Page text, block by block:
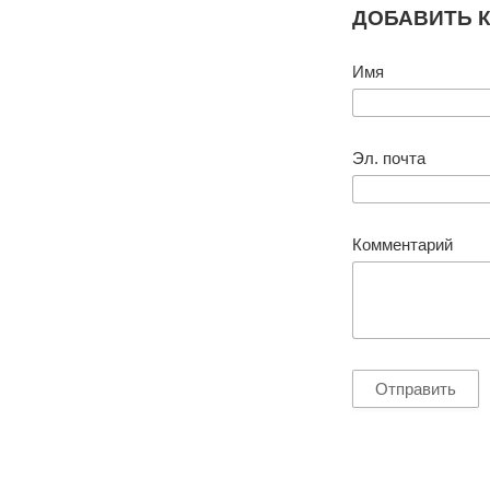
ДОБАВИТЬ
Имя
Эл. почта
Комментарий